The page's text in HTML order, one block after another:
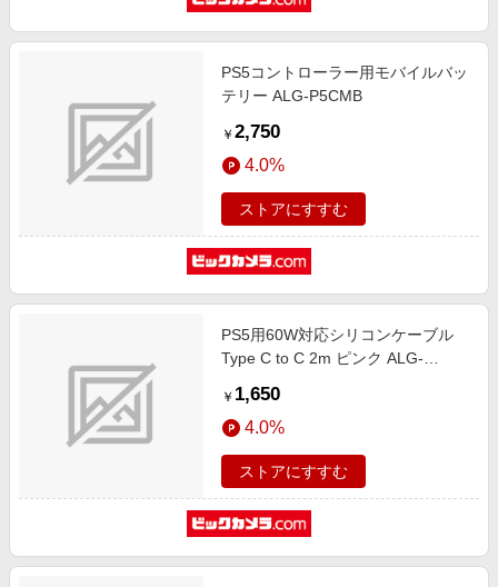
PS5コントローラー用モバイルバッ
テリー ALG-P5CMB
￥ 2,750
4.0%
ストアにすすむ
PS5用60W対応シリコンケーブル
Type C to C 2m ピンク ALG-
￥ 1,650
4.0%
ストアにすすむ